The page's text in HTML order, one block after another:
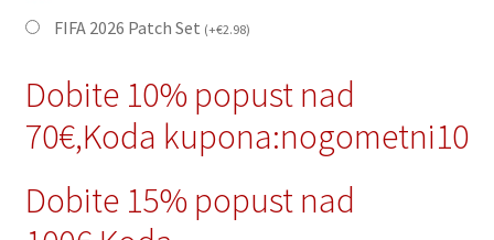
FIFA 2026 Patch Set (+€2.98)
Dobite 10% popust nad
70€,Koda kupona:nogometni10
Dobite 15% popust nad